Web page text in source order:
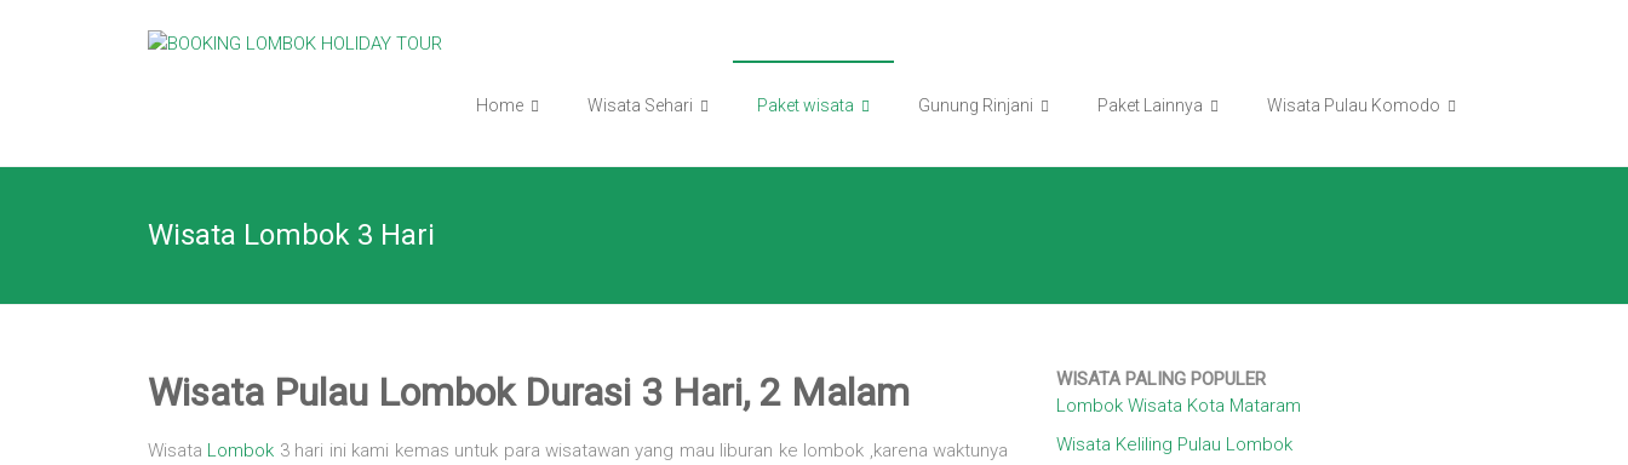
BOOKING
HOLIDAY
TOUR
Travel
Home Wisata Sehari Paket wisata Gunung Rinjani Paket Lainnya Wisata Pulau Komodo
Wisata Lombok 3 Hari
Wisata Pulau Lombok Durasi 3 Hari, 2 Malam
Wisata Lombok 3 hari ini kami kemas untuk para wisatawan yang mau liburan ke lombok ,karena waktunya
WISATA PALING POPULER
Lombok Wisata Kota Mataram
Wisata Keliling Pulau Lombok